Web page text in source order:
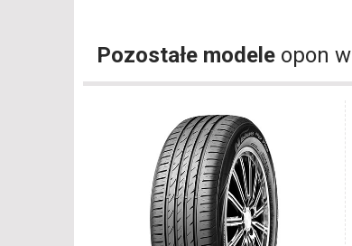
Pozostałe modele opon